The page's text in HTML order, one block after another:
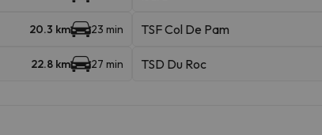
20.3 km 23 min TSF Col De Pam
22.8 km 27 min TSD Du Roc